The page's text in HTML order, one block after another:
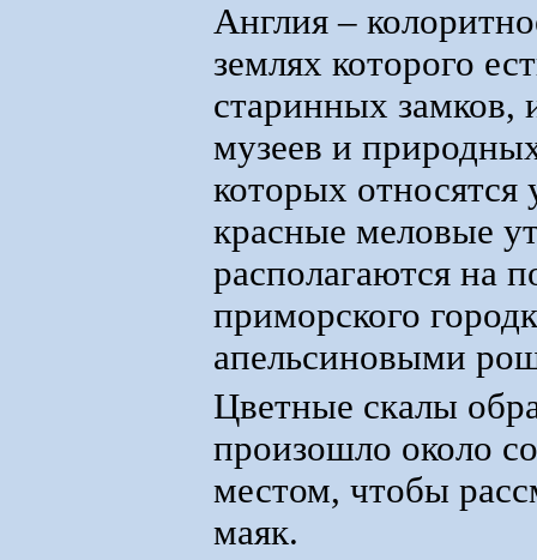
Англия –
землях которого
старинных замков,
музеев и
которых относятся
красные меловые
располагаются на
приморского
апельсиновыми
Цветные скалы
произошло около
местом, чтобы
маяк.